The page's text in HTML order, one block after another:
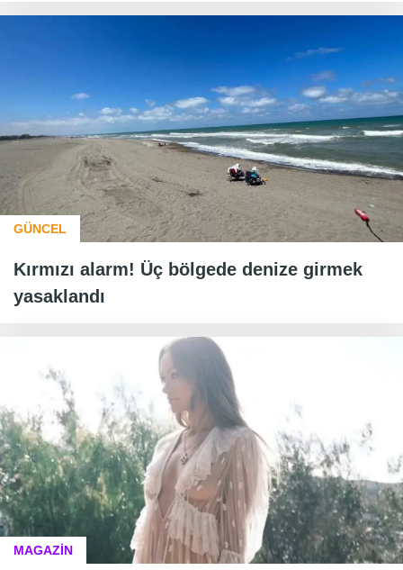
GÜNCEL
Kırmızı alarm! Üç bölgede denize girmek
yasaklandı
MAGAZİN